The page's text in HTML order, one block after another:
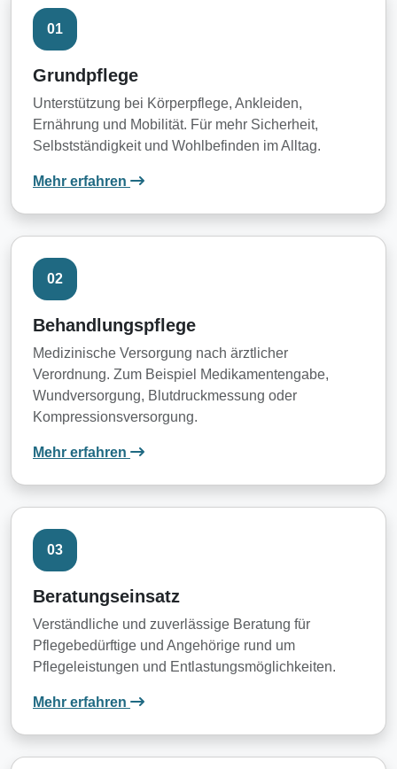
01
Grundpflege
Unterstützung bei Körperpflege, Ankleiden,
Ernährung und Mobilität. Für mehr Sicherheit,
Selbstständigkeit und Wohlbefinden im Alltag.
Mehr erfahren : Grundpflege
02
Behandlungspflege
Medizinische Versorgung nach ärztlicher
Verordnung. Zum Beispiel Medikamentengabe,
Wundversorgung, Blutdruckmessung oder
Kompressionsversorgung.
Mehr erfahren : Behandlungspflege
03
Beratungseinsatz
Verständliche und zuverlässige Beratung für
Pflegebedürftige und Angehörige rund um
Pflegeleistungen und Entlastungsmöglichkeiten.
Mehr erfahren : Beratungseinsatz